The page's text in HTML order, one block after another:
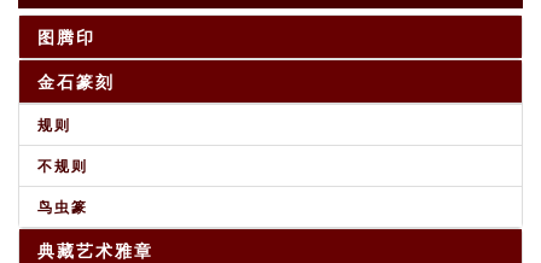
图腾印
金石篆刻
规则
不规则
鸟虫篆
典藏艺术雅章